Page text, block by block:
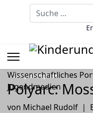
Wissenschaftliches
Jugendmedien
Computerspiele
Polyarc:
von Michael Rudolf |